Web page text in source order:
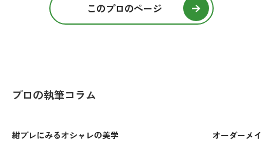
このプロのページ
プロの執筆コラム
紺ブレにみるオシャレの美学 オーダーメ